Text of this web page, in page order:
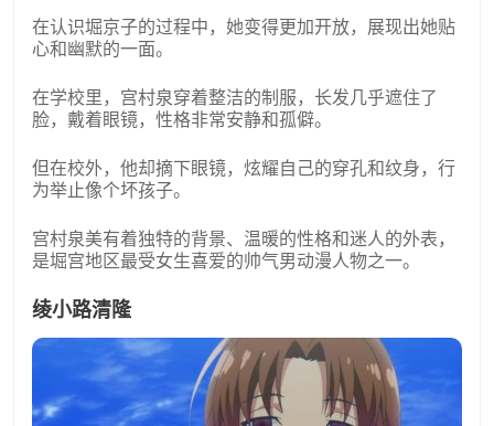
在认识堀京子的过程中，她变得更加开放，展现出她贴
心和幽默的一面。
在学校里，宫村泉穿着整洁的制服，长发几乎遮住了
脸，戴着眼镜，性格非常安静和孤僻。
但在校外，他却摘下眼镜，炫耀自己的穿孔和纹身，行
为举止像个坏孩子。
宫村泉美有着独特的背景、温暖的性格和迷人的外表，
是堀宫地区最受女生喜爱的帅气男动漫人物之一。
绫小路清隆